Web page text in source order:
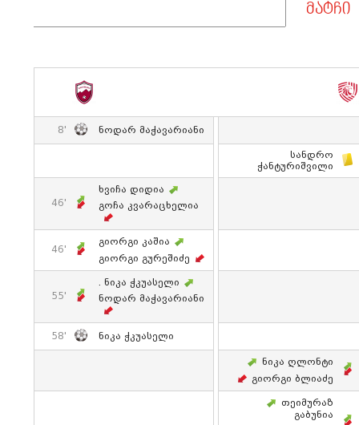
მატჩი
8' Ნოდარ Მაჭავარიანი
Სანდრო
Ჭანტურიშვილი
46'
Ხვიჩა Დიდია
Გოჩა Კვარაცხელია
46'
Გიორგი Კაშია
Გიორგი Გურეშიძე
55'
. Ნიკა Ჭკუასელი
Ნოდარ Მაჭავარიანი
58' Ნიკა Ჭკუასელი
Ნიკა Ღლონტი
Გიორგი Ბლიაძე
Თეიმურაზ
Გაბუნია